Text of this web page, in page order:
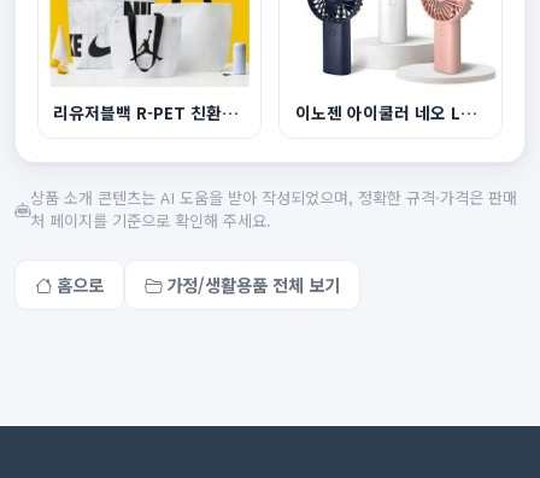
리유저블백 R-PET 친환경 쇼핑백 대형 510x450x150... 이노젠 아이쿨러 네오 LED라이트 겸용 휴대용 선풍...
상품 소개 콘텐츠는 AI 도움을 받아 작성되었으며, 정확한 규격·가격은 판매
처 페이지를 기준으로 확인해 주세요.
홈으로 가정/생활용품 전체 보기